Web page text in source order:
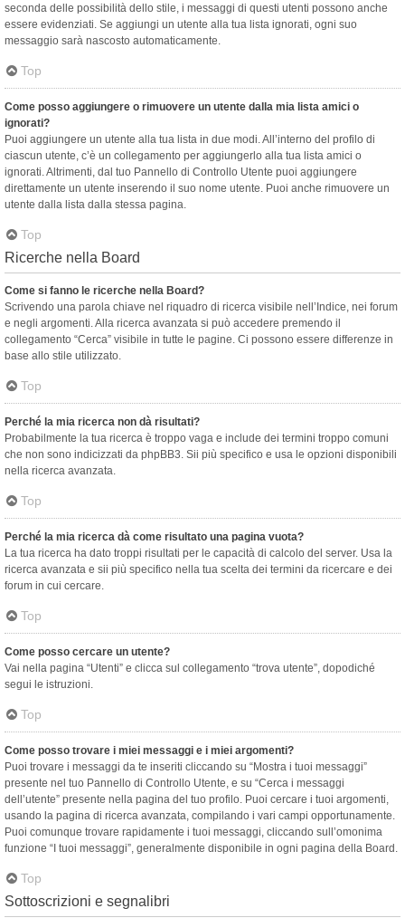
seconda delle possibilità dello stile, i messaggi di questi utenti possono anche
essere evidenziati. Se aggiungi un utente alla tua lista ignorati, ogni suo
messaggio sarà nascosto automaticamente.
Top
Come posso aggiungere o rimuovere un utente dalla mia lista amici o
ignorati?
Puoi aggiungere un utente alla tua lista in due modi. All’interno del profilo di
ciascun utente, c’è un collegamento per aggiungerlo alla tua lista amici o
ignorati. Altrimenti, dal tuo Pannello di Controllo Utente puoi aggiungere
direttamente un utente inserendo il suo nome utente. Puoi anche rimuovere un
utente dalla lista dalla stessa pagina.
Top
Ricerche nella Board
Come si fanno le ricerche nella Board?
Scrivendo una parola chiave nel riquadro di ricerca visibile nell’Indice, nei forum
e negli argomenti. Alla ricerca avanzata si può accedere premendo il
collegamento “Cerca” visibile in tutte le pagine. Ci possono essere differenze in
base allo stile utilizzato.
Top
Perché la mia ricerca non dà risultati?
Probabilmente la tua ricerca è troppo vaga e include dei termini troppo comuni
che non sono indicizzati da phpBB3. Sii più specifico e usa le opzioni disponibili
nella ricerca avanzata.
Top
Perché la mia ricerca dà come risultato una pagina vuota?
La tua ricerca ha dato troppi risultati per le capacità di calcolo del server. Usa la
ricerca avanzata e sii più specifico nella tua scelta dei termini da ricercare e dei
forum in cui cercare.
Top
Come posso cercare un utente?
Vai nella pagina “Utenti” e clicca sul collegamento “trova utente”, dopodiché
segui le istruzioni.
Top
Come posso trovare i miei messaggi e i miei argomenti?
Puoi trovare i messaggi da te inseriti cliccando su “Mostra i tuoi messaggi”
presente nel tuo Pannello di Controllo Utente, e su “Cerca i messaggi
dell’utente” presente nella pagina del tuo profilo. Puoi cercare i tuoi argomenti,
usando la pagina di ricerca avanzata, compilando i vari campi opportunamente.
Puoi comunque trovare rapidamente i tuoi messaggi, cliccando sull’omonima
funzione “I tuoi messaggi”, generalmente disponibile in ogni pagina della Board.
Top
Sottoscrizioni e segnalibri